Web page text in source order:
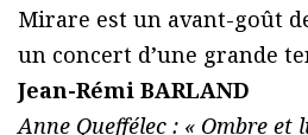
Mirare est un avant-goût
un concert d’une grande
Jean-Rémi BARLAND
Anne Queffélec : « Ombre et